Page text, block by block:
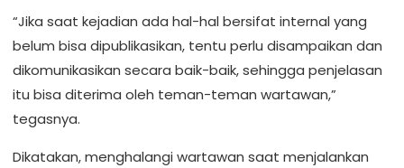
“Jika saat kejadian ada hal-hal bersifat internal yang
belum bisa dipublikasikan, tentu perlu disampaikan dan
dikomunikasikan secara baik-baik, sehingga penjelasan
itu bisa diterima oleh teman-teman wartawan,”
tegasnya.
Dikatakan, menghalangi wartawan saat menjalankan